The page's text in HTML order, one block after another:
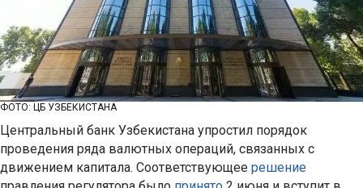
ФОТО: ЦБ УЗБЕКИСТАНА
Центральный банк Узбекистана упростил порядок
проведения ряда валютных операций, связанных с
движением капитала. Соответствующее решение